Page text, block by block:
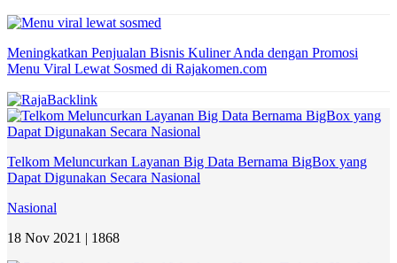
Meningkatkan Penjualan Bisnis Kuliner Anda dengan Promosi
Menu Viral Lewat Sosmed di Rajakomen.com
Telkom Meluncurkan Layanan Big Data Bernama BigBox yang
Dapat Digunakan Secara Nasional
Nasional
18 Nov 2021 | 1868